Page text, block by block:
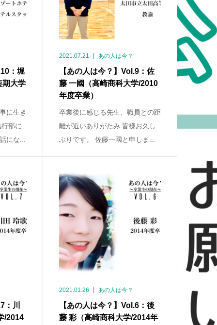
：堀
期大学
に生き
部に
にな...
2021.07.21 あの人は今？
【あの人は今？】Vol.9：佐
藤 一國（高崎商科大学/2010
年度卒業）
卒業後に感じる先生、職員との距
離が近いありがたみ 皆様お久し
ぶりです。 佐藤一國と申しま...
：川
/2014
2021.01.26 あの人は今？
【あの人は今？】Vol.6：後
藤 彩（高崎商科大学/2014年